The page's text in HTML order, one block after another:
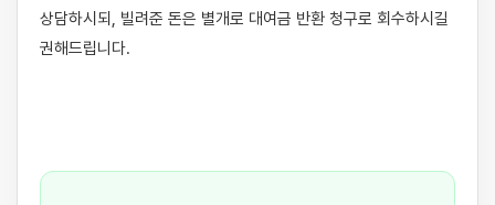
상담하시되, 빌려준 돈은 별개로 대여금 반환 청구로 회수하시길
권해드립니다.